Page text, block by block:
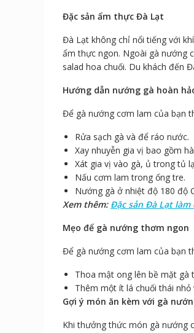
Đặc sản ẩm thực Đà Lạt
Đà Lạt không chỉ nổi tiếng với
ẩm thực ngon. Ngoài gà nướng
salad hoa chuối. Du khách đến
Hướng dẫn nướng gà hoàn
Để gà nướng cơm lam của bạn
Rửa sạch gà và để ráo nước.
Xay nhuyễn gia vị bao gồm
Xát gia vị vào gà, ủ trong tủ
Nấu cơm lam trong ống tre.
Nướng gà ở nhiệt độ 180 độ
Xem thêm: Đặc sản Đà Lạt làm
Mẹo để gà nướng thơm ngon
Để gà nướng cơm lam của bạn
Thoa mật ong lên bề mặt gà
Thêm một ít lá chuối thái
Gợi ý món ăn kèm với gà
Khi thưởng thức món gà nướng